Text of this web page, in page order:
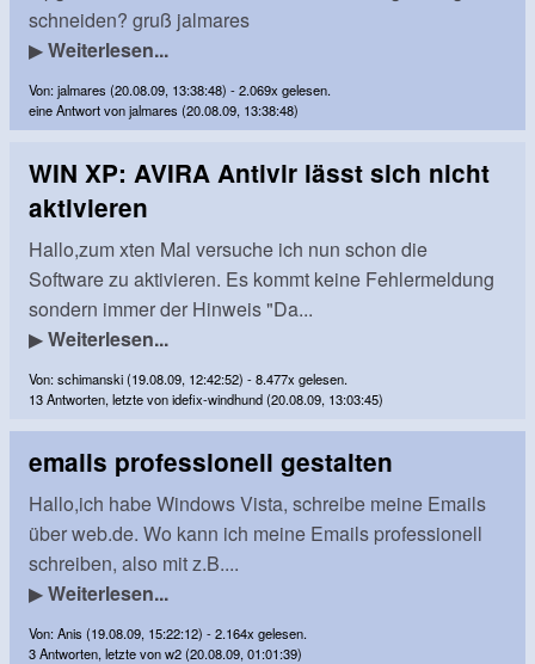
schneiden? gruß jalmares
▶Weiterlesen...
Von: jalmares (20.08.09, 13:38:48) - 2.069x gelesen.
eine Antwort von jalmares (20.08.09, 13:38:48)
WIN XP: AVIRA Antivir lässt sich nicht
aktivieren
Hallo,zum xten Mal versuche ich nun schon die
Software zu aktivieren. Es kommt keine Fehlermeldung
sondern immer der Hinweis "Da...
▶Weiterlesen...
Von: schimanski (19.08.09, 12:42:52) - 8.477x gelesen.
13 Antworten, letzte von idefix-windhund (20.08.09, 13:03:45)
emails professionell gestalten
Hallo,ich habe Windows Vista, schreibe meine Emails
über web.de. Wo kann ich meine Emails professionell
schreiben, also mit z.B....
▶Weiterlesen...
Von: Anis (19.08.09, 15:22:12) - 2.164x gelesen.
3 Antworten, letzte von w2 (20.08.09, 01:01:39)